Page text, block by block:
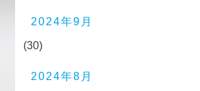
2024年9月
(30)
2024年8月